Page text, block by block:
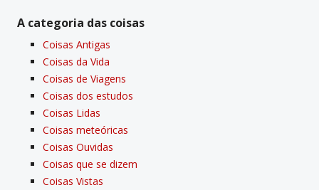
A categoria das coisas
Coisas Antigas
Coisas da Vida
Coisas de Viagens
Coisas dos estudos
Coisas Lidas
Coisas meteóricas
Coisas Ouvidas
Coisas que se dizem
Coisas Vistas